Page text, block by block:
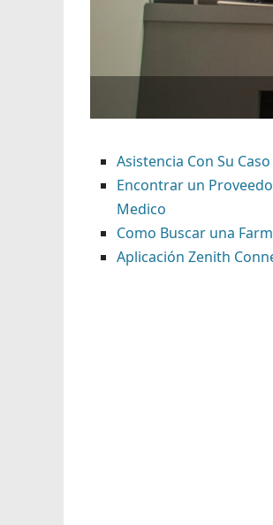
Asistencia Con Su Caso
Encontrar un
Medico
Como Buscar una
Aplicación Zenith